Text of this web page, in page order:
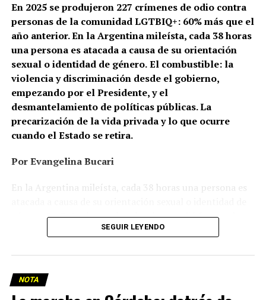
En 2025 se produjeron 227 crímenes de odio contra
personas de la comunidad LGTBIQ+: 60% más que el
año anterior. En la Argentina mileísta, cada 38 horas
una persona es atacada a causa de su orientación
sexual o identidad de género.El combustible: la
violencia y discriminación desde el gobierno,
empezando por el Presidente, y el
desmantelamiento de políticas públicas. La
precarización de la vida privada y lo que ocurre
cuando el Estado se retira.
Por Evangelina Bucari
En la Argentina mileísta, cada 38 horas una persona es
género. En Cañuelas, un hombre le prendió fuego a la
casa de una pareja de lesbianas. En Recoleta, dos
un hombre las frenó y las increpó: una terminó con la
nariz fracturada; la otra, con lesiones en la mano. En
Palermo, un joven gay fue brutalmente golpeado y le
SEGUIR LEYENDO
NOTA